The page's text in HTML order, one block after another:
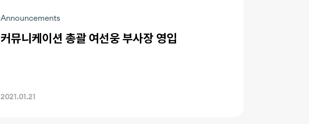
Announcements
커뮤니케이션 총괄 여선웅 부사장 영입
2021.01.21